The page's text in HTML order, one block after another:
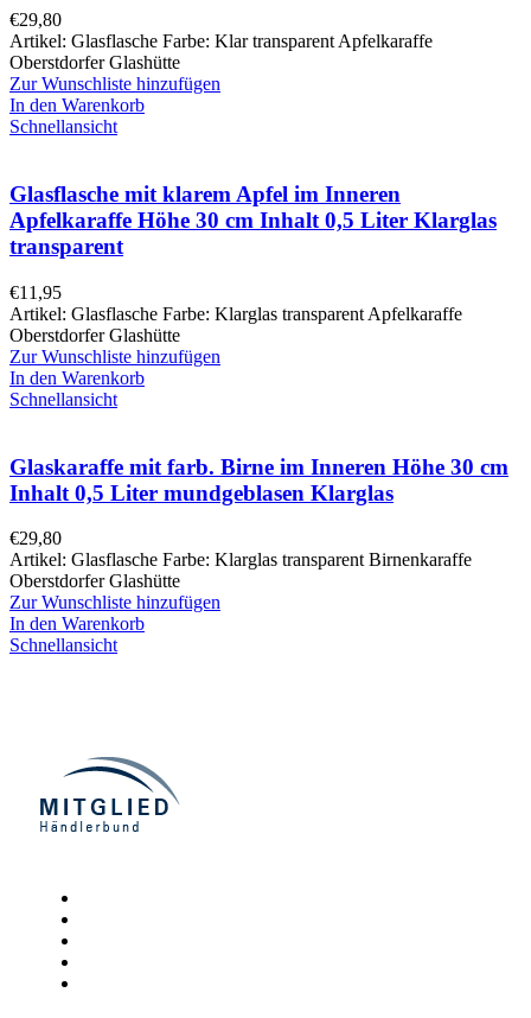
€29,80
Artikel: Glasflasche Farbe: Klar transparent Apfelkaraffe
Oberstdorfer Glashütte
Zur Wunschliste hinzufügen
In den Warenkorb
Schnellansicht
Glasflasche mit klarem Apfel im Inneren
Apfelkaraffe Höhe 30 cm Inhalt 0,5 Liter Klarglas
transparent
€11,95
Artikel: Glasflasche Farbe: Klarglas transparent Apfelkaraffe
Oberstdorfer Glashütte
Zur Wunschliste hinzufügen
In den Warenkorb
Schnellansicht
Glaskaraffe mit farb. Birne im Inneren Höhe 30 cm
Inhalt 0,5 Liter mundgeblasen Klarglas
€29,80
Artikel: Glasflasche Farbe: Klarglas transparent Birnenkaraffe
Oberstdorfer Glashütte
Zur Wunschliste hinzufügen
In den Warenkorb
Schnellansicht